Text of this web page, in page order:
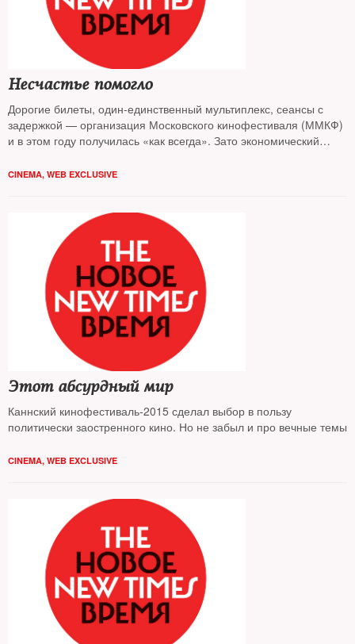
Несчастье помогло
Дорогие билеты, один-единственный мультиплекс, сеансы с
задержкой — организация Московского кинофестиваля (ММКФ)
и в этом году получилась «как всегда». Зато экономический
пошли ему на пользу
CINEMA, WEB EXCLUSIVE
Этот абсурдный мир
Каннский кинофестиваль-2015 сделал выбор в пользу
политически заостренного кино. Но не забыл и про вечные темы
CINEMA, WEB EXCLUSIVE